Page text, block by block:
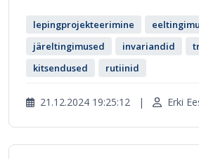
lepingprojekteerimine
järeltingimused
invariandid
kitsendused
rutiinid
21.12.2024 19:25:12 | Erki